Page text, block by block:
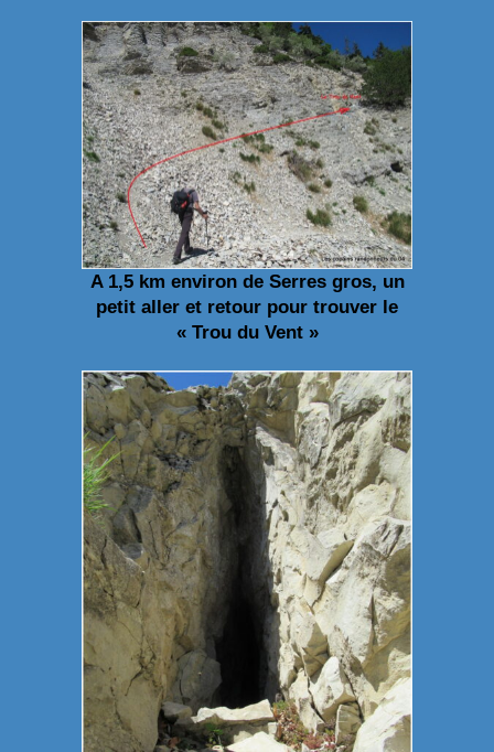
A 1,5 km environ de Serres gros, un
petit aller et retour pour trouver le
« Trou du Vent »